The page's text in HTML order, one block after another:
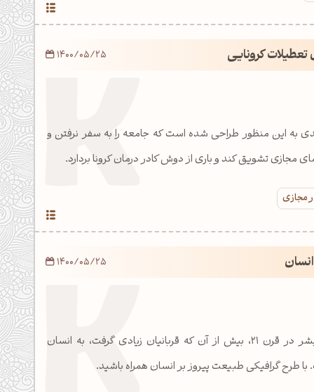
کرونایی
به این منظور طراحی شده است که جامعه را به سفر نرفتن و
مجازی تشویق کند و باری از دوش کادر درمان کرونا بردارد.
مجازی
1400/05/25
کرونا یکی از دردهای بشر در قرن 21، بیش از آن که قربانیان زیادی گرفت، به انسان
طرح گرافیکی طبیعت پیروز بر انسان همراه باشید.
1400/05/25